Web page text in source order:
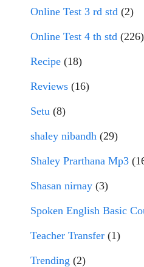
Online Test 3 rd std (2)
Online Test 4 th std (226)
Recipe (18)
Reviews (16)
Setu (8)
shaley nibandh (29)
Shaley Prarthana Mp3
Shasan nirnay (3)
Spoken English Basic
Teacher Transfer (1)
Trending (2)